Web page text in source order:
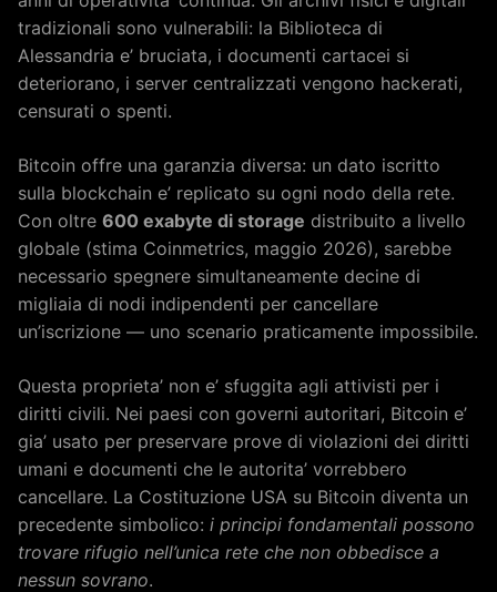
tradizionali sono vulnerabili: la Biblioteca di
Alessandria e’ bruciata, i documenti cartacei si
deteriorano, i server centralizzati vengono hackerati,
censurati o spenti.
Bitcoin offre una garanzia diversa: un dato iscritto
sulla blockchain e’ replicato su ogni nodo della rete.
Con oltre 600 exabyte di storage distribuito a livello
globale (stima Coinmetrics, maggio 2026), sarebbe
necessario spegnere simultaneamente decine di
migliaia di nodi indipendenti per cancellare
un’iscrizione — uno scenario praticamente impossibile.
Questa proprieta’ non e’ sfuggita agli attivisti per i
diritti civili. Nei paesi con governi autoritari, Bitcoin e’
gia’ usato per preservare prove di violazioni dei diritti
umani e documenti che le autorita’ vorrebbero
cancellare. La Costituzione USA su Bitcoin diventa un
precedente simbolico: i principi fondamentali possono
trovare rifugio nell’unica rete che non obbedisce a
nessun sovrano.